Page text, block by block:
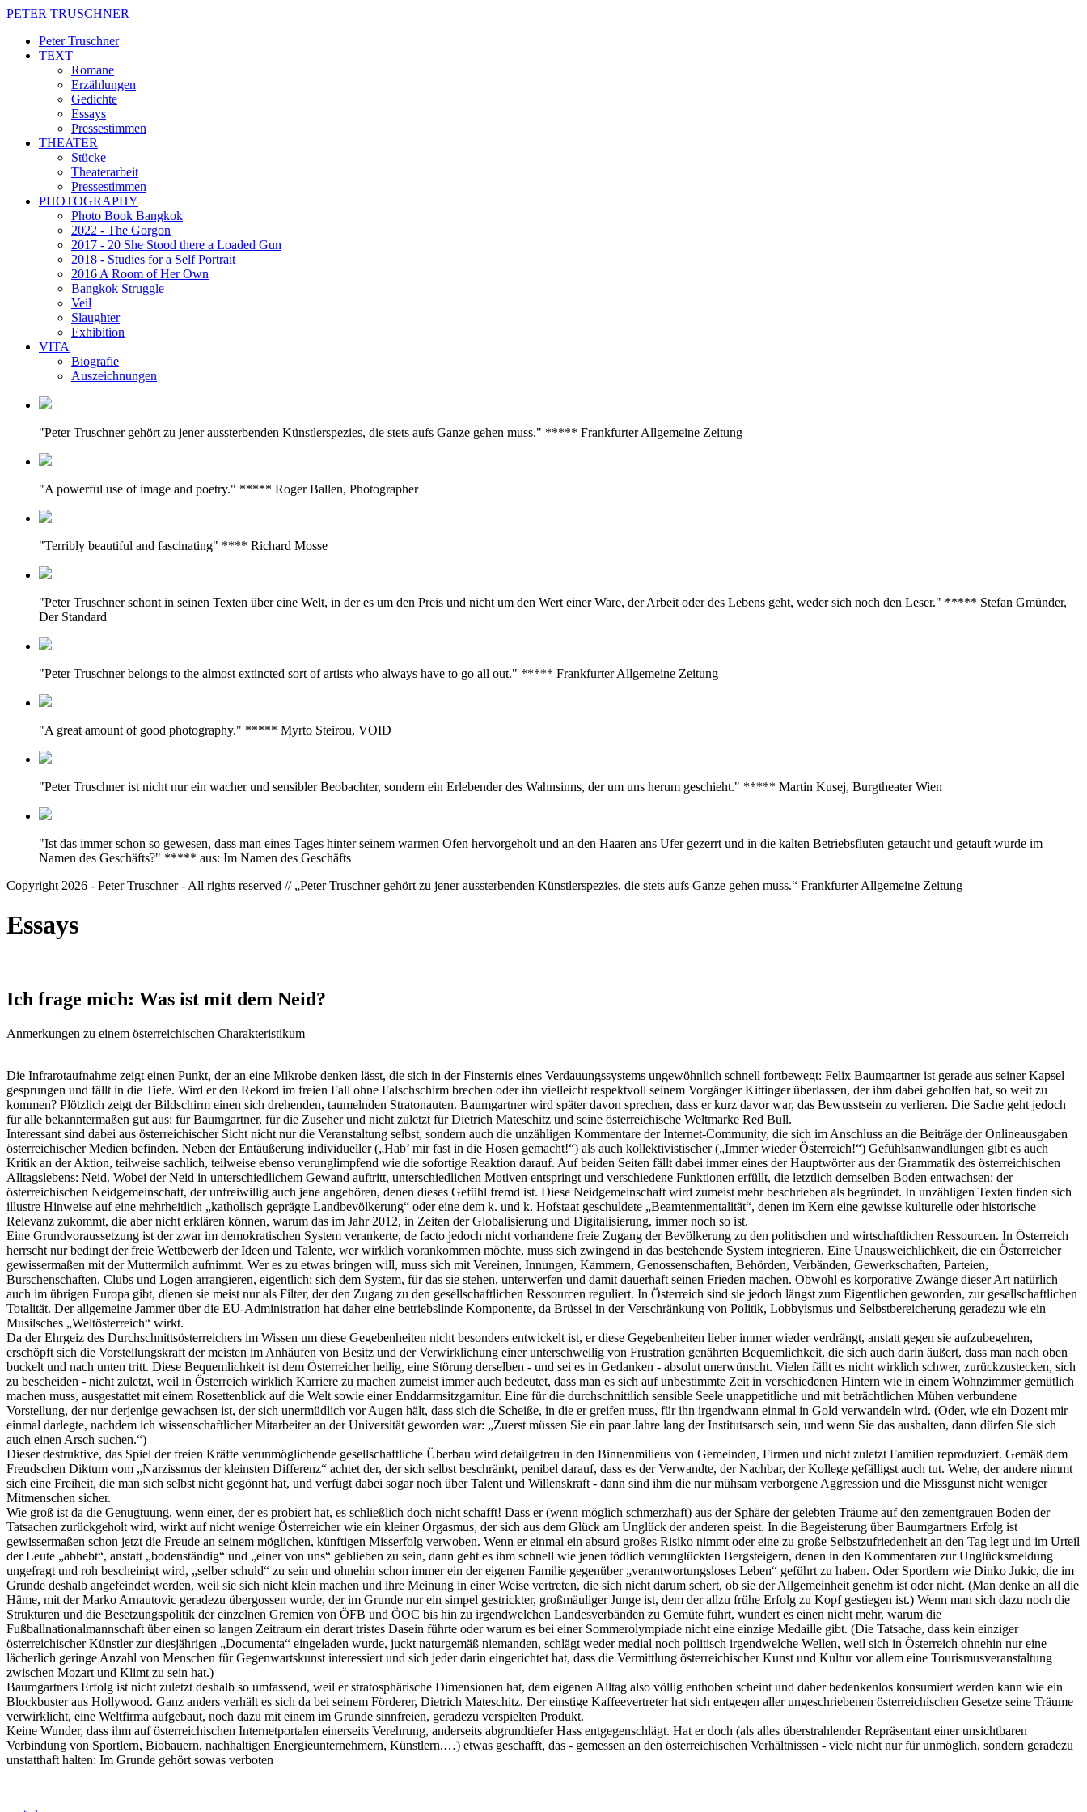
PETER TRUSCHNER
Peter Truschner
TEXT
Romane
Erzählungen
Gedichte
Essays
Pressestimmen
THEATER
Stücke
Theaterarbeit
Pressestimmen
PHOTOGRAPHY
Photo Book Bangkok
2022 - The Gorgon
2017 - 20 She Stood there a Loaded Gun
2018 - Studies for a Self Portrait
2016 A Room of Her Own
Bangkok Struggle
Veil
Slaughter
Exhibition
VITA
Biografie
Auszeichnungen
"Peter Truschner gehört zu jener aussterbenden Künstlerspezies, die stets aufs Ganze gehen muss." ***** Frankfurter Allgemeine Zeitung
"A powerful use of image and poetry." ***** Roger Ballen, Photographer
"Terribly beautiful and fascinating" **** Richard Mosse
"Peter Truschner schont in seinen Texten über eine Welt, in der es um den Preis und nicht um den Wert einer Ware, der Arbeit oder des Lebens geht, weder sich noch den Leser." ***** Stefan Gmünder,
Der Standard
"Peter Truschner belongs to the almost extincted sort of artists who always have to go all out." ***** Frankfurter Allgemeine Zeitung
"A great amount of good photography." ***** Myrto Steirou, VOID
"Peter Truschner ist nicht nur ein wacher und sensibler Beobachter, sondern ein Erlebender des Wahnsinns, der um uns herum geschieht." ***** Martin Kusej, Burgtheater Wien
"Ist das immer schon so gewesen, dass man eines Tages hinter seinem warmen Ofen hervorgeholt und an den Haaren ans Ufer gezerrt und in die kalten Betriebsfluten getaucht und getauft wurde im
Namen des Geschäfts?" ***** aus: Im Namen des Geschäfts
Copyright 2026 - Peter Truschner - All rights reserved // „Peter Truschner gehört zu jener aussterbenden Künstlerspezies, die stets aufs Ganze gehen muss.“ Frankfurter Allgemeine Zeitung
Essays
Ich frage mich: Was ist mit dem Neid?
Anmerkungen zu einem österreichischen Charakteristikum
Die Infrarotaufnahme zeigt einen Punkt, der an eine Mikrobe denken lässt, die sich in der Finsternis eines Verdauungssystems ungewöhnlich schnell fortbewegt: Felix Baumgartner ist gerade aus seiner Kapsel
gesprungen und fällt in die Tiefe. Wird er den Rekord im freien Fall ohne Falschschirm brechen oder ihn vielleicht respektvoll seinem Vorgänger Kittinger überlassen, der ihm dabei geholfen hat, so weit zu
kommen? Plötzlich zeigt der Bildschirm einen sich drehenden, taumelnden Stratonauten. Baumgartner wird später davon sprechen, dass er kurz davor war, das Bewusstsein zu verlieren. Die Sache geht jedoch
für alle bekanntermaßen gut aus: für Baumgartner, für die Zuseher und nicht zuletzt für Dietrich Mateschitz und seine österreichische Weltmarke Red Bull.
Interessant sind dabei aus österreichischer Sicht nicht nur die Veranstaltung selbst, sondern auch die unzähligen Kommentare der Internet-Community, die sich im Anschluss an die Beiträge der Onlineausgaben
österreichischer Medien befinden. Neben der Entäußerung individueller („Hab’ mir fast in die Hosen gemacht!“) als auch kollektivistischer („Immer wieder Österreich!“) Gefühlsanwandlungen gibt es auch
Kritik an der Aktion, teilweise sachlich, teilweise ebenso verunglimpfend wie die sofortige Reaktion darauf. Auf beiden Seiten fällt dabei immer eines der Hauptwörter aus der Grammatik des österreichischen
Alltagslebens: Neid. Wobei der Neid in unterschiedlichem Gewand auftritt, unterschiedlichen Motiven entspringt und verschiedene Funktionen erfüllt, die letztlich demselben Boden entwachsen: der
österreichischen Neidgemeinschaft, der unfreiwillig auch jene angehören, denen dieses Gefühl fremd ist. Diese Neidgemeinschaft wird zumeist mehr beschrieben als begründet. In unzähligen Texten finden sich
illustre Hinweise auf eine mehrheitlich „katholisch geprägte Landbevölkerung“ oder eine dem k. und k. Hofstaat geschuldete „Beamtenmentalität“, denen im Kern eine gewisse kulturelle oder historische
Relevanz zukommt, die aber nicht erklären können, warum das im Jahr 2012, in Zeiten der Globalisierung und Digitalisierung, immer noch so ist.
Eine Grundvoraussetzung ist der zwar im demokratischen System verankerte, de facto jedoch nicht vorhandene freie Zugang der Bevölkerung zu den politischen und wirtschaftlichen Ressourcen. In Österreich
herrscht nur bedingt der freie Wettbewerb der Ideen und Talente, wer wirklich vorankommen möchte, muss sich zwingend in das bestehende System integrieren. Eine Unausweichlichkeit, die ein Österreicher
gewissermaßen mit der Muttermilch aufnimmt. Wer es zu etwas bringen will, muss sich mit Vereinen, Innungen, Kammern, Genossenschaften, Behörden, Verbänden, Gewerkschaften, Parteien,
Burschenschaften, Clubs und Logen arrangieren, eigentlich: sich dem System, für das sie stehen, unterwerfen und damit dauerhaft seinen Frieden machen. Obwohl es korporative Zwänge dieser Art natürlich
auch im übrigen Europa gibt, dienen sie meist nur als Filter, der den Zugang zu den gesellschaftlichen Ressourcen reguliert. In Österreich sind sie jedoch längst zum Eigentlichen geworden, zur gesellschaftlichen
Totalität. Der allgemeine Jammer über die EU-Administration hat daher eine betriebslinde Komponente, da Brüssel in der Verschränkung von Politik, Lobbyismus und Selbstbereicherung geradezu wie ein
Musilsches „Weltösterreich“ wirkt.
Da der Ehrgeiz des Durchschnittsösterreichers im Wissen um diese Gegebenheiten nicht besonders entwickelt ist, er diese Gegebenheiten lieber immer wieder verdrängt, anstatt gegen sie aufzubegehren,
erschöpft sich die Vorstellungskraft der meisten im Anhäufen von Besitz und der Verwirklichung einer unterschwellig von Frustration genährten Bequemlichkeit, die sich auch darin äußert, dass man nach oben
buckelt und nach unten tritt. Diese Bequemlichkeit ist dem Österreicher heilig, eine Störung derselben - und sei es in Gedanken - absolut unerwünscht. Vielen fällt es nicht wirklich schwer, zurückzustecken, sich
zu bescheiden - nicht zuletzt, weil in Österreich wirklich Karriere zu machen zumeist immer auch bedeutet, dass man es sich auf unbestimmte Zeit in verschiedenen Hintern wie in einem Wohnzimmer gemütlich
machen muss, ausgestattet mit einem Rosettenblick auf die Welt sowie einer Enddarmsitzgarnitur. Eine für die durchschnittlich sensible Seele unappetitliche und mit beträchtlichen Mühen verbundene
Vorstellung, der nur derjenige gewachsen ist, der sich unermüdlich vor Augen hält, dass sich die Scheiße, in die er greifen muss, für ihn irgendwann einmal in Gold verwandeln wird. (Oder, wie ein Dozent mir
einmal darlegte, nachdem ich wissenschaftlicher Mitarbeiter an der Universität geworden war: „Zuerst müssen Sie ein paar Jahre lang der Institutsarsch sein, und wenn Sie das aushalten, dann dürfen Sie sich
auch einen Arsch suchen.“)
Dieser destruktive, das Spiel der freien Kräfte verunmöglichende gesellschaftliche Überbau wird detailgetreu in den Binnenmilieus von Gemeinden, Firmen und nicht zuletzt Familien reproduziert. Gemäß dem
Freudschen Diktum vom „Narzissmus der kleinsten Differenz“ achtet der, der sich selbst beschränkt, penibel darauf, dass es der Verwandte, der Nachbar, der Kollege gefälligst auch tut. Wehe, der andere nimmt
sich eine Freiheit, die man sich selbst nicht gegönnt hat, und verfügt dabei sogar noch über Talent und Willenskraft - dann sind ihm die nur mühsam verborgene Aggression und die Missgunst nicht weniger
Mitmenschen sicher.
Wie groß ist da die Genugtuung, wenn einer, der es probiert hat, es schließlich doch nicht schafft! Dass er (wenn möglich schmerzhaft) aus der Sphäre der gelebten Träume auf den zementgrauen Boden der
Tatsachen zurückgeholt wird, wirkt auf nicht wenige Österreicher wie ein kleiner Orgasmus, der sich aus dem Glück am Unglück der anderen speist. In die Begeisterung über Baumgartners Erfolg ist
gewissermaßen schon jetzt die Freude an seinem möglichen, künftigen Misserfolg verwoben. Wenn er einmal ein absurd großes Risiko nimmt oder eine zu große Selbstzufriedenheit an den Tag legt und im Urteil
der Leute „abhebt“, anstatt „bodenständig“ und „einer von uns“ geblieben zu sein, dann geht es ihm schnell wie jenen tödlich verunglückten Bergsteigern, denen in den Kommentaren zur Unglücksmeldung
ungefragt und roh bescheinigt wird, „selber schuld“ zu sein und ohnehin schon immer ein der eigenen Familie gegenüber „verantwortungsloses Leben“ geführt zu haben. Oder Sportlern wie Dinko Jukic, die im
Grunde deshalb angefeindet werden, weil sie sich nicht klein machen und ihre Meinung in einer Weise vertreten, die sich nicht darum schert, ob sie der Allgemeinheit genehm ist oder nicht. (Man denke an all die
Häme, mit der Marko Arnautovic geradezu übergossen wurde, der im Grunde nur ein simpel gestrickter, großmäuliger Junge ist, dem der allzu frühe Erfolg zu Kopf gestiegen ist.) Wenn man sich dazu noch die
Strukturen und die Besetzungspolitik der einzelnen Gremien von ÖFB und ÖOC bis hin zu irgendwelchen Landesverbänden zu Gemüte führt, wundert es einen nicht mehr, warum die
Fußballnationalmannschaft über einen so langen Zeitraum ein derart tristes Dasein führte oder warum es bei einer Sommerolympiade nicht eine einzige Medaille gibt. (Die Tatsache, dass kein einziger
österreichischer Künstler zur diesjährigen „Documenta“ eingeladen wurde, juckt naturgemäß niemanden, schlägt weder medial noch politisch irgendwelche Wellen, weil sich in Österreich ohnehin nur eine
lächerlich geringe Anzahl von Menschen für Gegenwartskunst interessiert und sich jeder darin eingerichtet hat, dass die Vermittlung österreichischer Kunst und Kultur vor allem eine Tourismusveranstaltung
zwischen Mozart und Klimt zu sein hat.)
Baumgartners Erfolg ist nicht zuletzt deshalb so umfassend, weil er stratosphärische Dimensionen hat, dem eigenen Alltag also völlig enthoben scheint und daher bedenkenlos konsumiert werden kann wie ein
Blockbuster aus Hollywood. Ganz anders verhält es sich da bei seinem Förderer, Dietrich Mateschitz. Der einstige Kaffeevertreter hat sich entgegen aller ungeschriebenen österreichischen Gesetze seine Träume
verwirklicht, eine Weltfirma aufgebaut, noch dazu mit einem im Grunde sinnfreien, geradezu verspielten Produkt.
Keine Wunder, dass ihm auf österreichischen Internetportalen einerseits Verehrung, anderseits abgrundtiefer Hass entgegenschlägt. Hat er doch (als alles überstrahlender Repräsentant einer unsichtbaren
Verbindung von Sportlern, Biobauern, nachhaltigen Energieunternehmern, Künstlern,…) etwas geschafft, das - gemessen an den österreichischen Verhältnissen - viele nicht nur für unmöglich, sondern geradezu
unstatthaft halten: Im Grunde gehört sowas verboten